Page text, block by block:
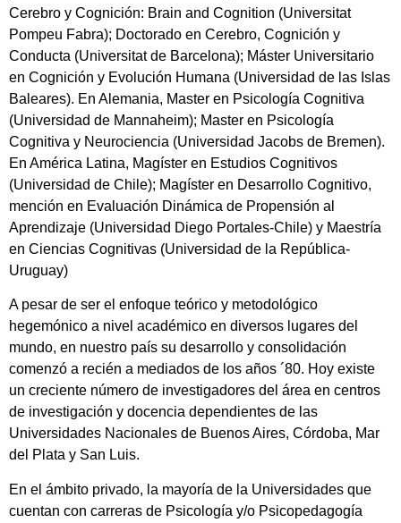
Cerebro y Cognición: Brain and Cognition (Universitat
Pompeu Fabra); Doctorado en Cerebro, Cognición y
Conducta (Universitat de Barcelona); Máster Universitario
en Cognición y Evolución Humana (Universidad de las Islas
Baleares). En Alemania, Master en Psicología Cognitiva
(Universidad de Mannaheim); Master en Psicología
Cognitiva y Neurociencia (Universidad Jacobs de Bremen).
En América Latina, Magíster en Estudios Cognitivos
(Universidad de Chile); Magíster en Desarrollo Cognitivo,
mención en Evaluación Dinámica de Propensión al
Aprendizaje (Universidad Diego Portales-Chile) y Maestría
en Ciencias Cognitivas (Universidad de la República-
Uruguay)
A pesar de ser el enfoque teórico y metodológico
hegemónico a nivel académico en diversos lugares del
mundo, en nuestro país su desarrollo y consolidación
comenzó a recién a mediados de los años ´80. Hoy existe
un creciente número de investigadores del área en centros
de investigación y docencia dependientes de las
Universidades Nacionales de Buenos Aires, Córdoba, Mar
del Plata y San Luis.
En el ámbito privado, la mayoría de la Universidades que
cuentan con carreras de Psicología y/o Psicopedagogía